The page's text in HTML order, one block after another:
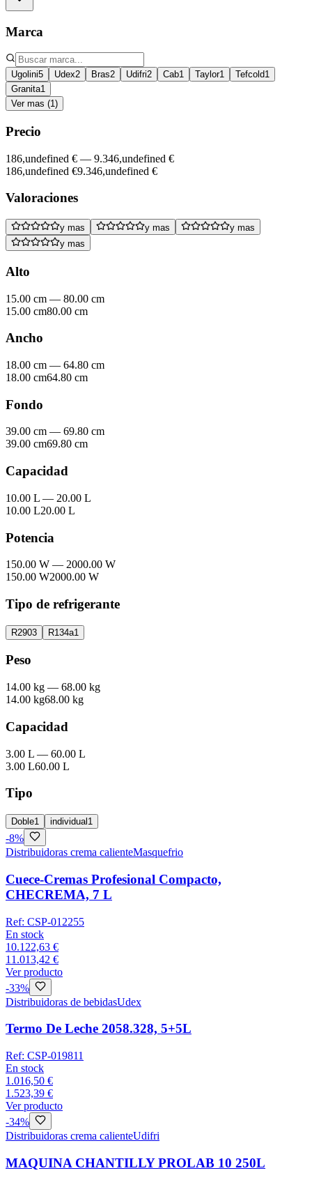
Marca
Ugolini5 Udex2 Bras2 Udifri2 Cab1 Taylor1 Tefcold1
Granita1
Ver mas (1)
Precio
186,undefined € — 9.346,undefined €
186,undefined €9.346,undefined €
Valoraciones
y mas y mas
y mas
y mas
Alto
15.00 cm — 80.00 cm
15.00 cm80.00 cm
Ancho
18.00 cm — 64.80 cm
18.00 cm64.80 cm
Fondo
39.00 cm — 69.80 cm
39.00 cm69.80 cm
Capacidad
10.00 L — 20.00 L
10.00 L20.00 L
Potencia
150.00 W — 2000.00 W
150.00 W2000.00 W
Tipo de refrigerante
R2903 R134a1
Peso
14.00 kg — 68.00 kg
14.00 kg68.00 kg
Capacidad
3.00 L — 60.00 L
3.00 L60.00 L
Tipo
Doble1 individual 1
-8%
Distribuidoras crema calienteMasquefrio
Cuece-Cremas Profesional Compacto,
CHECREMA, 7 L
Ref: CSP-012255
En stock
10.122,63 €
11.013,42 €
Ver producto
-33%
Distribuidoras de bebidasUdex
Termo De Leche 2058.328, 5+5L
Ref: CSP-019811
En stock
1.016,50 €
1.523,39 €
Ver producto
-34%
Distribuidoras crema calienteUdifri
MAQUINA CHANTILLY PROLAB 10 250L